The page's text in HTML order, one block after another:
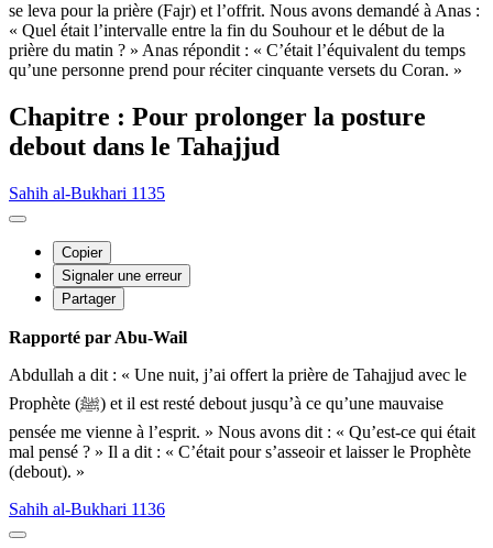
se leva pour la prière (Fajr) et l’offrit. Nous avons demandé à Anas :
« Quel était l’intervalle entre la fin du Souhour et le début de la
prière du matin ? » Anas répondit : « C’était l’équivalent du temps
qu’une personne prend pour réciter cinquante versets du Coran. »
Chapitre : Pour prolonger la posture
debout dans le Tahajjud
Sahih al-Bukhari 1135
Copier
Signaler une erreur
Partager
Rapporté par Abu-Wail
Abdullah a dit : « Une nuit, j’ai offert la prière de Tahajjud avec le
Prophète (ﷺ) et il est resté debout jusqu’à ce qu’une mauvaise
pensée me vienne à l’esprit. » Nous avons dit : « Qu’est-ce qui était
mal pensé ? » Il a dit : « C’était pour s’asseoir et laisser le Prophète
(debout). »
Sahih al-Bukhari 1136